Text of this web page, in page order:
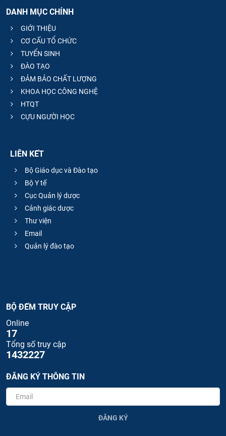
DANH MỤC CHÍNH
GIỚI THIỆU
CƠ CẤU TỔ CHỨC
TUYỂN SINH
ĐÀO TẠO
ĐẢM BẢO CHẤT LƯỢNG
KHOA HỌC CÔNG NGHỆ
HTQT
CỰU NGƯỜI HỌC
LIÊN KẾT
Bộ Giáo dục và Đào tạo
Bộ Y tế
Cục Quản lý dược
Cảnh giác dược
Thư viện
Email
Quản lý đào tạo
BỘ ĐẾM TRUY CẬP
Online
17
Tổng số truy cập
1432227
ĐĂNG KÝ THÔNG TIN
ĐĂNG KÝ